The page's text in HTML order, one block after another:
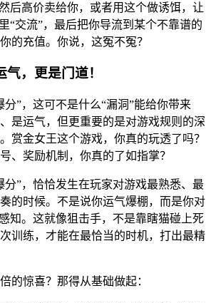
后高价卖给你，或者用这个做诱饵，让
“交流”，最后把你导流到某个不靠谱的
的充值。你说，这冤不冤？
，更是门道！
分”，这可不是什么“漏洞”能给你带来
是运气，但更重要的是对游戏规则的深
赏金女王这个游戏，你真的玩透了吗？
、奖励机制，你真的了如指掌？
分”，恰恰发生在玩家对游戏最熟悉、最
的时候。不是说你运气爆棚，而是你对
知。这就像狙击手，不是靠瞎猫碰上死
训练，才能在最恰当的时机，打出最精
的惊喜？那得从基础做起：